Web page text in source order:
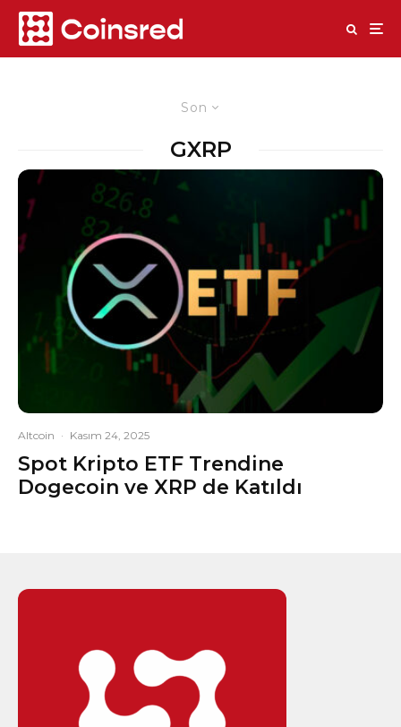
Son
GXRP
Altcoin · Kasım 24, 2025
Spot Kripto ETF Trendine
Dogecoin ve XRP de Katıldı